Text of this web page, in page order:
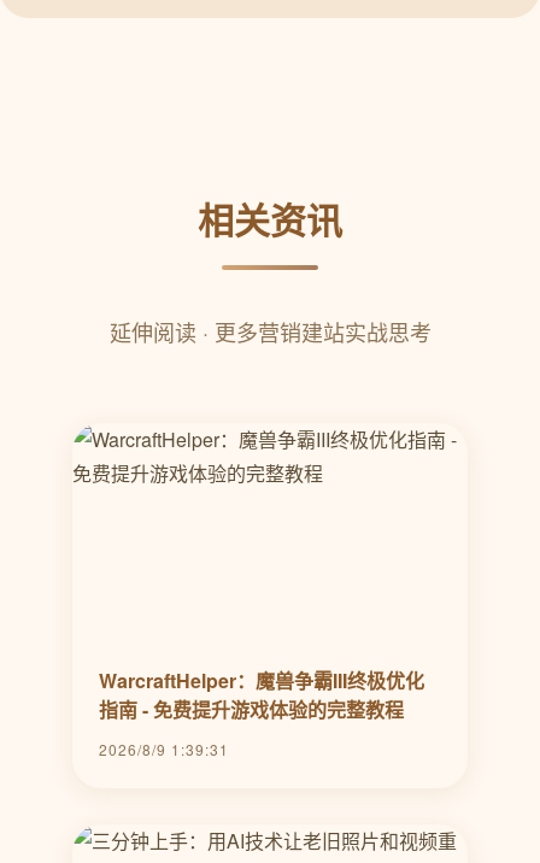
相关资讯
延伸阅读 · 更多营销建站实战思考
WarcraftHelper：魔兽争霸III终极优化
指南 - 免费提升游戏体验的完整教程
2026/8/9 1:39:31